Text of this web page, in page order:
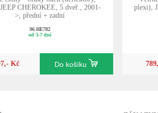
CHEROKEE, 5 dveř., 2001-
>, přední + zadní
96.HE782
od 3-7 dní
Kč Do košíku
plexi),